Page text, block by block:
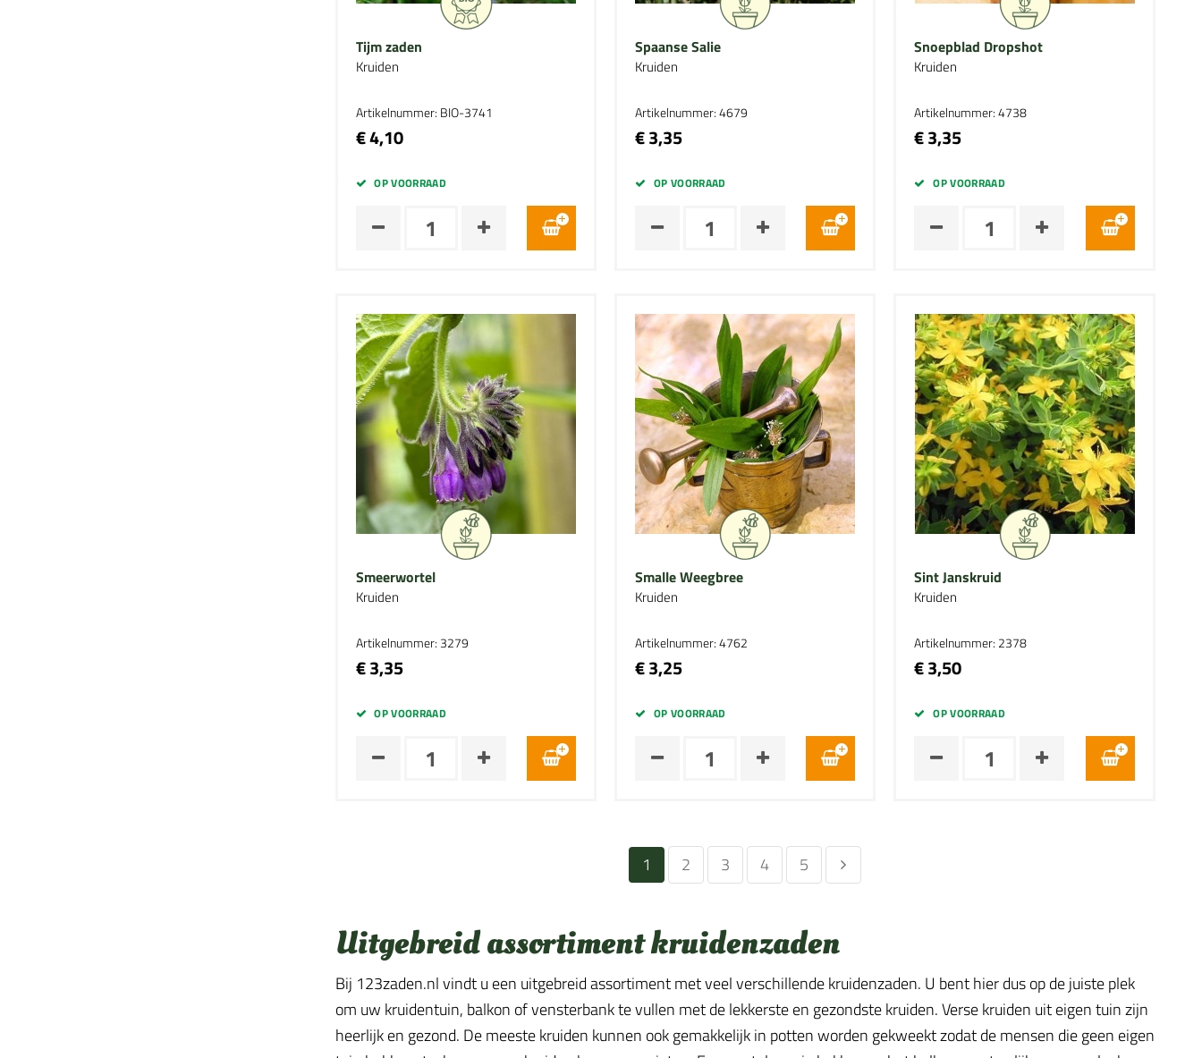
Tijm zaden
Kruiden
Artikelnummer: BIO-3741
€ 4,10
OP VOORRAAD
Spaanse Salie
Kruiden
Artikelnummer: 4679
€ 3,35
OP VOORRAAD
Snoepblad Dropshot
Kruiden
Artikelnummer: 4738
€ 3,35
OP VOORRAAD
Smeerwortel
Kruiden
Artikelnummer: 3279
€ 3,35
OP VOORRAAD
Smalle Weegbree
Kruiden
Artikelnummer: 4762
€ 3,25
OP VOORRAAD
Sint Janskruid
Kruiden
Artikelnummer: 2378
€ 3,50
OP VOORRAAD
1 2 3 4 5
Uitgebreid assortiment kruidenzaden
Bij 123zaden.nl vindt u een uitgebreid assortiment met veel verschillende kruidenzaden. U bent hier dus op de juiste plek
om uw kruidentuin, balkon of vensterbank te vullen met de lekkerste en gezondste kruiden. Verse kruiden uit eigen tuin zijn
heerlijk en gezond. De meeste kruiden kunnen ook gemakkelijk in potten worden gekweekt zodat de mensen die geen eigen